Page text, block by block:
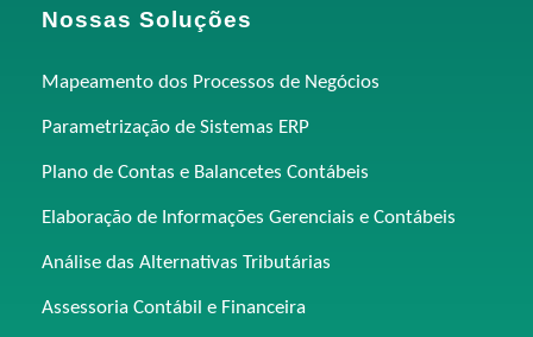
Nossas Soluções
Mapeamento dos Processos de Negócios
Parametrização de Sistemas ERP
Plano de Contas e Balancetes Contábeis
Elaboração de Informações Gerenciais e Contábeis
Análise das Alternativas Tributárias
Assessoria Contábil e Financeira